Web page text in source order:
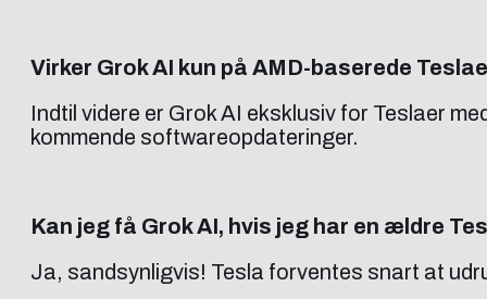
Virker Grok AI kun på AMD-baserede
Indtil videre er Grok AI eksklusiv for Teslaer
kommende softwareopdateringer.
Kan jeg få Grok AI, hvis jeg har en ældre
Ja, sandsynligvis! Tesla forventes snart at